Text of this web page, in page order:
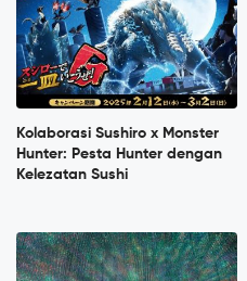
Kolaborasi Sushiro x Monster
Hunter: Pesta Hunter dengan
Kelezatan Sushi